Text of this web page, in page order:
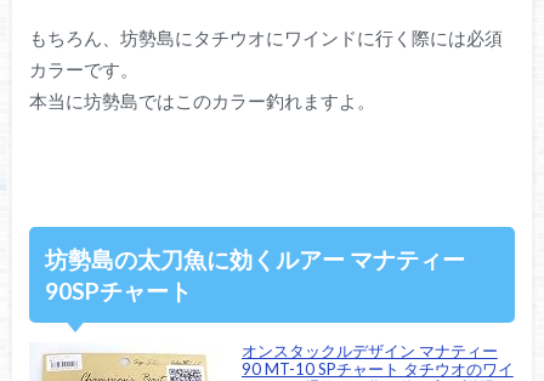
もちろん、坊勢島にタチウオにワインドに行く際には必須
カラーです。
本当に坊勢島ではこのカラー釣れますよ。
坊勢島の太刀魚に効くルアー マナティー
90SPチャート
オンスタックルデザイン マナティー
90 MT-10 SPチャート タチウオのワイ